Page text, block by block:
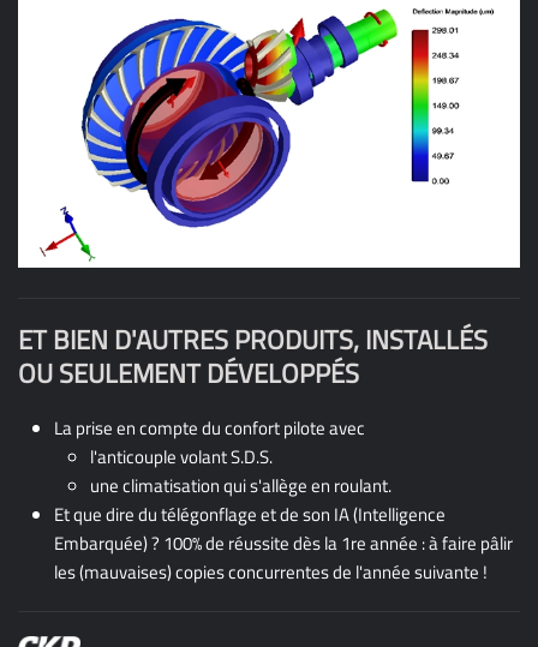
Grâce au logiciel ROMAX, et en une seule passe, on a pu
dimensionner une pièce hautement technologique pour :
diminution du surdimensionnement
diminution de la denture (et donc l'inertie)
gain de rendement
NVH :Noise (bruit), Vibration (vibrations) et Harshness
ET BIEN D'AUTRES PRODUITS, INSTALLÉS
OU SEULEMENT DÉVELOPPÉS
La prise en compte du confort pilote avec
l'anticouple volant S.D.S.
une climatisation qui s'allège en roulant.
Et que dire du télégonflage et de son IA (Intelligence
Embarquée) ? 100% de réussite dès la 1re année : à faire pâlir
les (mauvaises) copies concurrentes de l'année suivante !